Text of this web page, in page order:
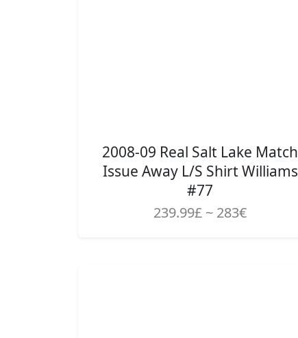
2008-09 Real Salt Lake Match
Issue Away L/S Shirt Williams
#77
239.99£ ~ 283€